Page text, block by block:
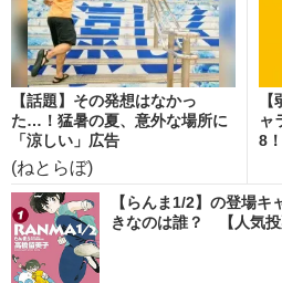
【話題】その発想はなかっ
た…！猛暑の夏、意外な場所に
「涼しい」広告
(ねとらぼ)
ャ
8
【らんま1/2】の登場
きなのは誰？ 【人気投